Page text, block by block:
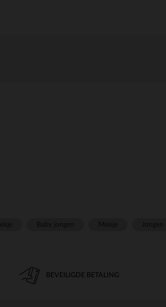
BEVEILIGDE BETALING